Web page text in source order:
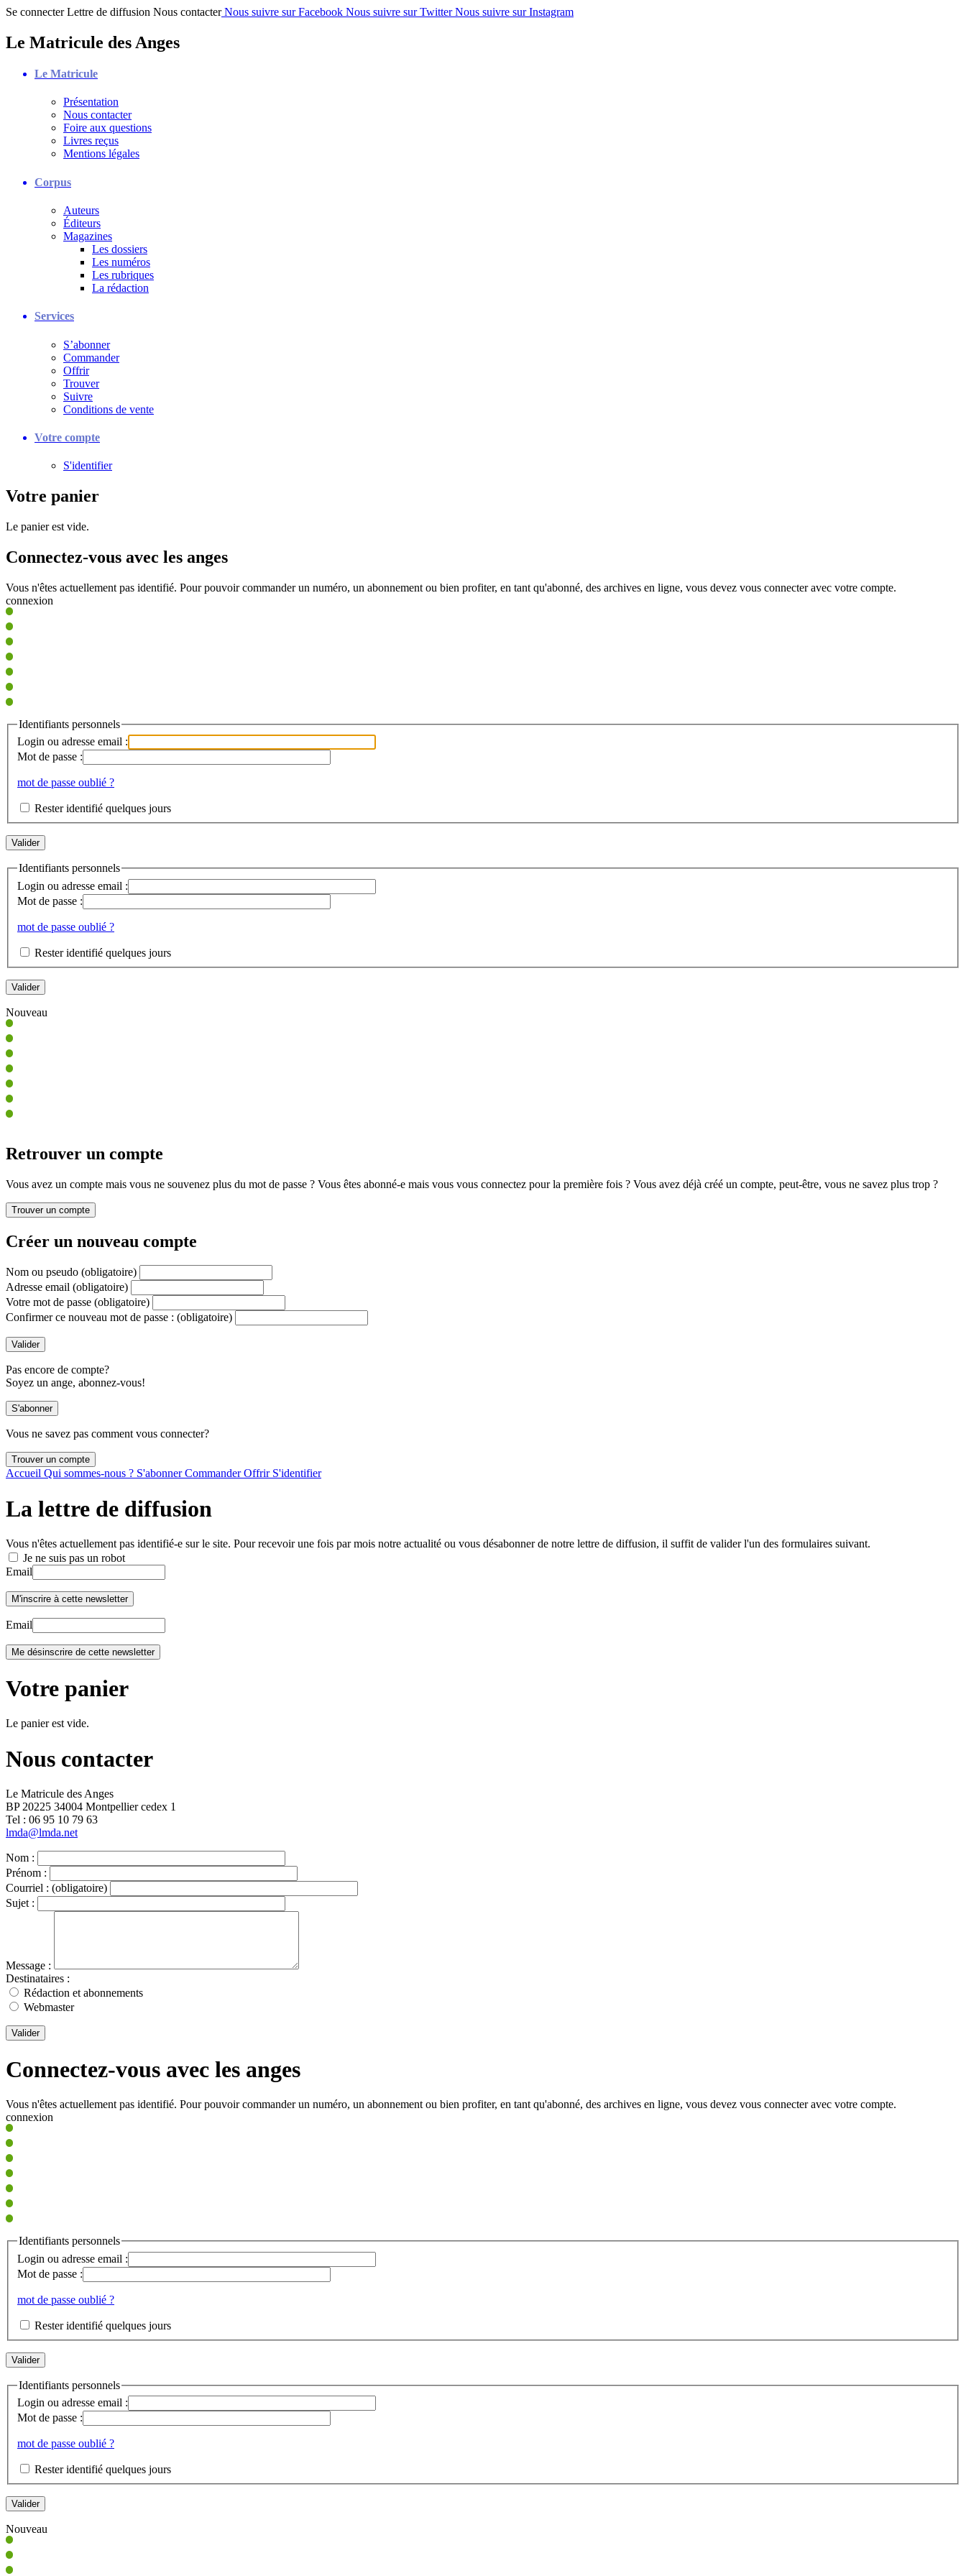
Se connecter Lettre de diffusion Nous contacter Nous suivre sur Facebook Nous suivre sur Twitter Nous suivre sur Instagram
Le Matricule des Anges
Le Matricule
Présentation
Nous contacter
Foire aux questions
Livres reçus
Mentions légales
Corpus
Auteurs
Éditeurs
Magazines
Les dossiers
Les numéros
Les rubriques
La rédaction
Services
S’abonner
Commander
Offrir
Trouver
Suivre
Conditions de vente
Votre compte
S'identifier
Votre panier
Le panier est vide.
Connectez-vous avec les anges
Vous n'êtes actuellement pas identifié. Pour pouvoir commander un numéro, un abonnement ou bien profiter, en tant qu'abonné, des archives en ligne, vous devez vous connecter avec votre compte.
connexion
Identifiants personnels
Login ou adresse email :
Mot de passe :
mot de passe oublié ?
Rester identifié quelques jours
Identifiants personnels
Login ou adresse email :
Mot de passe :
mot de passe oublié ?
Rester identifié quelques jours
Nouveau
Retrouver un compte
Vous avez un compte mais vous ne souvenez plus du mot de passe ? Vous êtes abonné-e mais vous vous connectez pour la première fois ? Vous avez déjà créé un compte, peut-être, vous ne savez plus trop ?
Créer un nouveau compte
Nom ou pseudo (obligatoire)
Adresse email (obligatoire)
Votre mot de passe (obligatoire)
Confirmer ce nouveau mot de passe : (obligatoire)
Pas encore de compte?
Soyez un ange, abonnez-vous!
Vous ne savez pas comment vous connecter?
Accueil Qui sommes-nous ? S'abonnerCommanderOffrir S'identifier
La lettre de diffusion
Vous n'êtes actuellement pas identifié-e sur le site. Pour recevoir une fois par mois notre actualité ou vous désabonner de notre lettre de diffusion, il suffit de valider l'un des formulaires suivant.
Je ne suis pas un robot
Email
Email
Votre panier
Le panier est vide.
Nous contacter
Le Matricule des Anges
BP 20225 34004 Montpellier cedex 1
Tel : ‭06 95 10 79 63
lmda@lmda.net
Nom :
Prénom :
Courriel : (obligatoire)
Sujet :
Message :
Destinataires :
Rédaction et abonnements
Webmaster
Valider
Connectez-vous avec les anges
Vous n'êtes actuellement pas identifié. Pour pouvoir commander un numéro, un abonnement ou bien profiter, en tant qu'abonné, des archives en ligne, vous devez vous connecter avec votre compte.
connexion
Identifiants personnels
Login ou adresse email :
Mot de passe :
mot de passe oublié ?
Rester identifié quelques jours
Identifiants personnels
Login ou adresse email :
Mot de passe :
mot de passe oublié ?
Rester identifié quelques jours
Nouveau